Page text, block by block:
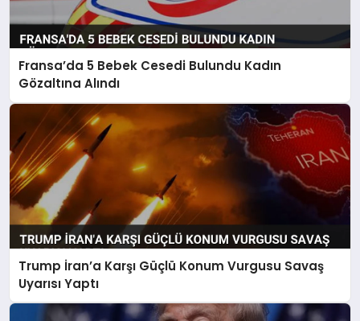
Fransa’da 5 Bebek Cesedi Bulundu Kadın
Gözaltına Alındı
Trump İran’a Karşı Güçlü Konum Vurgusu Savaş
Uyarısı Yaptı